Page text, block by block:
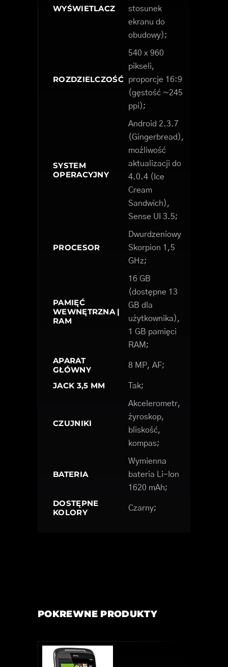
WYŚWIETLACZ
stosunek
ekranu do
obudowy);
ROZDZIELCZOŚĆ
540 x 960
pikseli,
proporcje 16:9
(gęstość ~245
ppi);
SYSTEM
OPERACYJNY
Android 2.3.7
(Gingerbread),
możliwość
aktualizacji do
4.0.4 (Ice
Cream
Sandwich),
Sense UI 3.5;
PROCESOR
Dwurdzeniowy
Skorpion 1,5
GHz;
PAMIĘĆ
WEWNĘTRZNA |
RAM
16 GB
(dostępne 13
GB dla
użytkownika),
1 GB pamięci
RAM;
APARAT
GŁÓWNY
8 MP, AF;
JACK 3,5 MM Tak;
CZUJNIKI
Akcelerometr,
żyroskop,
bliskość,
kompas;
BATERIA
Wymienna
bateria Li-Ion
1620 mAh;
DOSTĘPNE
KOLORY
Czarny;
POKREWNE PRODUKTY